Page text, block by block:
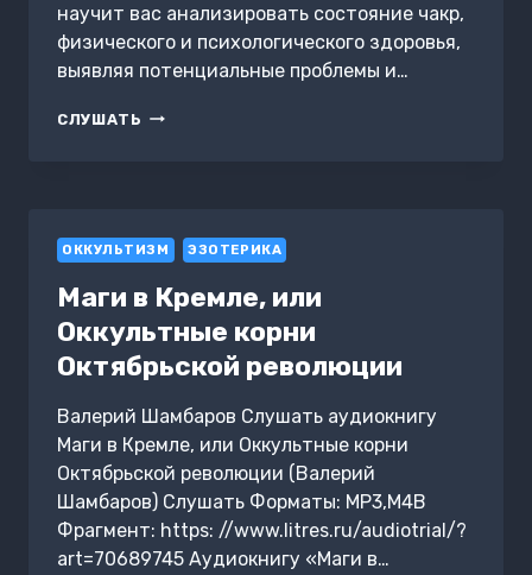
научит вас анализировать состояние чакр,
физического и психологического здоровья,
выявляя потенциальные проблемы и…
СЛУШАТЬ МАТРИЦА
ОККУЛЬТИЗМ ЭЗОТЕРИКА
Маги в Кремле, или
Оккультные корни
Октябрьской революции
Валерий Шамбаров Слушать аудиокнигу
Маги в Кремле, или Оккультные корни
Октябрьской революции (Валерий
Шамбаров) Слушать Форматы: MP3,M4B
Фрагмент: https: //www.litres.ru/audiotrial/?
art=70689745 Аудиокнигу «Маги в…